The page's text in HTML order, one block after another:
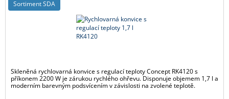
Skleněná rychlovarná konvice s regulací teploty Concept RK4120 s
příkonem 2200 W je zárukou rychlého ohřevu. Disponuje objemem 1,7 l a
moderním barevným podsvícením v závislosti na zvolené teplotě.
Sortiment SDA